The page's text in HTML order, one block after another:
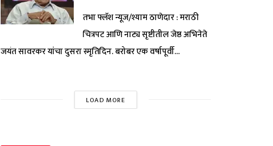
तभा फ्लॅश न्यूज/श्याम ठाणेदार : मराठी
चित्रपट आणि नाट्य सृष्टीतील जेष्ठ अभिनेते
जयंत सावरकर यांचा दुसरा स्मृतिदिन. बरोबर एक वर्षापूर्वी...
LOAD MORE